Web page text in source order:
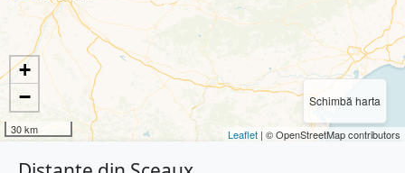
Schimbă harta
+
−
30 km Leaflet | © OpenStreetMap contributors